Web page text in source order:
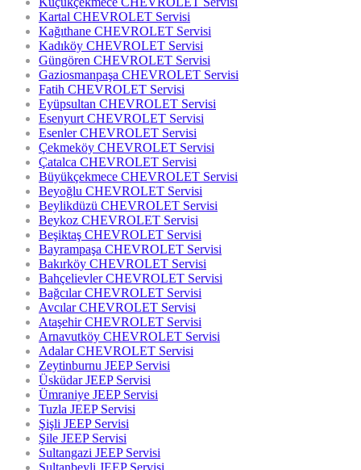
Kartal CHEVROLET Servisi
Kağıthane CHEVROLET Servisi
Kadıköy CHEVROLET Servisi
Güngören CHEVROLET Servisi
Gaziosmanpaşa CHEVROLET Servisi
Fatih CHEVROLET Servisi
Eyüpsultan CHEVROLET Servisi
Esenyurt CHEVROLET Servisi
Esenler CHEVROLET Servisi
Çekmeköy CHEVROLET Servisi
Çatalca CHEVROLET Servisi
Büyükçekmece CHEVROLET Servisi
Beyoğlu CHEVROLET Servisi
Beylikdüzü CHEVROLET Servisi
Beykoz CHEVROLET Servisi
Beşiktaş CHEVROLET Servisi
Bayrampaşa CHEVROLET Servisi
Bakırköy CHEVROLET Servisi
Bahçelievler CHEVROLET Servisi
Bağcılar CHEVROLET Servisi
Avcılar CHEVROLET Servisi
Ataşehir CHEVROLET Servisi
Arnavutköy CHEVROLET Servisi
Adalar CHEVROLET Servisi
Zeytinburnu JEEP Servisi
Üsküdar JEEP Servisi
Ümraniye JEEP Servisi
Tuzla JEEP Servisi
Şişli JEEP Servisi
Şile JEEP Servisi
Sultangazi JEEP Servisi